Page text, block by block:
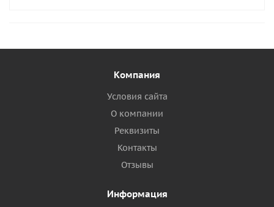
Компания
Условия сайта
О компании
Реквизиты
Контакты
Отзывы
Информация